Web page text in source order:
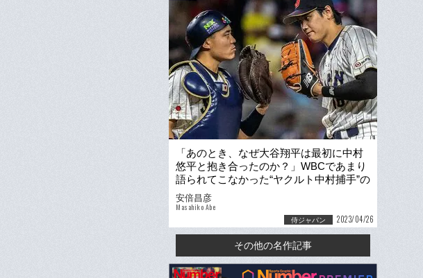
「あのとき、なぜ大谷翔平は最初に中村
悠平と抱き合ったのか？」WBCであまり
語られてこなかった“ヤクルト中村捕手”の
キャッチングをホメたい
安倍昌彦
Masahiko Abe
侍ジャパン 2023/04/26
その他の名作記事